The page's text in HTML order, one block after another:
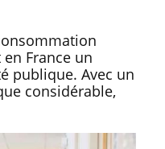
en France un
publique. Avec un
considérable,